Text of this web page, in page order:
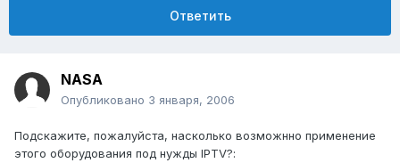
Ответить
NASA
Опубликовано 3 января, 2006
Подскажите, пожалуйста, насколько возможнно применение
этого оборудования под нужды IPTV?: